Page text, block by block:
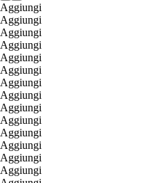
Aggiungi
Aggiungi
Aggiungi
Aggiungi
Aggiungi
Aggiungi
Aggiungi
Aggiungi
Aggiungi
Aggiungi
Aggiungi
Aggiungi
Aggiungi
Aggiungi